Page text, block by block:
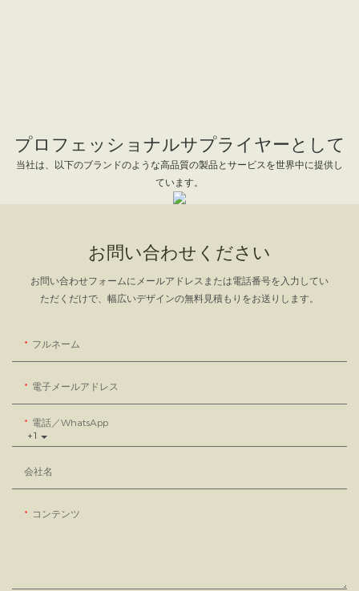
プロフェッショナルサプライヤーとして
当社は、以下のブランドのような高品質の製品とサービスを世界中に提供し
ています。
お問い合わせください
お問い合わせフォームにメールアドレスまたは電話番号を入力してい
ただくだけで、幅広いデザインの無料見積もりをお送りします。
フルネーム
電子メールアドレス
+1
電話／WhatsApp
会社名
コンテンツ